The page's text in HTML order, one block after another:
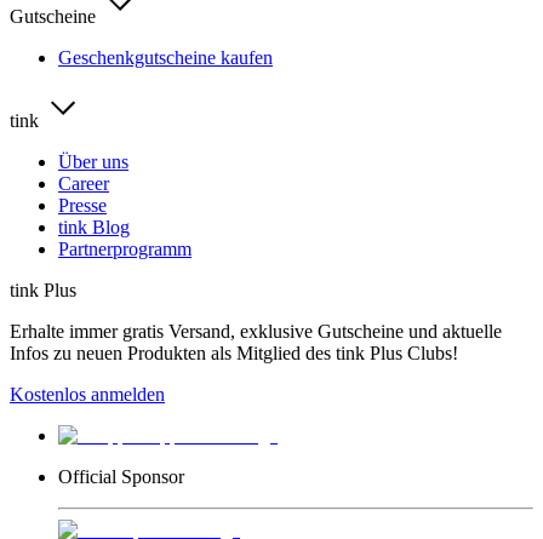
Gutscheine
Geschenkgutscheine kaufen
tink
Über uns
Career
Presse
tink Blog
Partnerprogramm
tink Plus
Erhalte immer gratis Versand, exklusive Gutscheine und aktuelle
Infos zu neuen Produkten als Mitglied des tink Plus Clubs!
Kostenlos anmelden
Official Sponsor